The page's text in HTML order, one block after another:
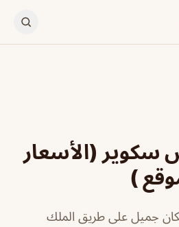
سكوير (الأسعار
)
جميل على طريق الملك